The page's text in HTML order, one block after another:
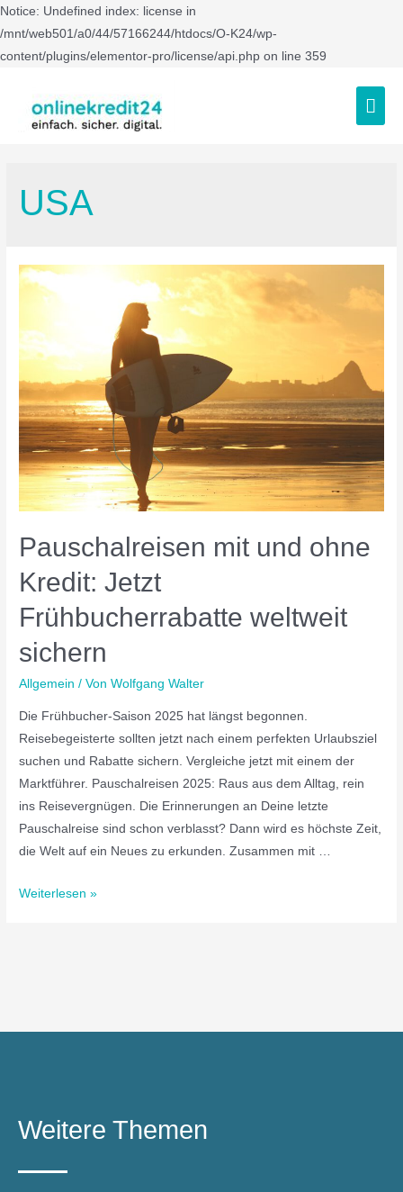
Notice: Undefined index: license in
/mnt/web501/a0/44/57166244/htdocs/O-K24/wp-
content/plugins/elementor-pro/license/api.php on line 359
USA
Pauschalreisen mit und ohne
Kredit: Jetzt
Frühbucherrabatte weltweit
sichern
Allgemein / VonWolfgang Walter
Die Frühbucher-Saison 2025 hat längst begonnen.
Reisebegeisterte sollten jetzt nach einem perfekten Urlaubsziel
suchen und Rabatte sichern. Vergleiche jetzt mit einem der
Marktführer. Pauschalreisen 2025: Raus aus dem Alltag, rein
ins Reisevergnügen. Die Erinnerungen an Deine letzte
Pauschalreise sind schon verblasst? Dann wird es höchste Zeit,
die Welt auf ein Neues zu erkunden. Zusammen mit …
Weiterlesen »
Weitere Themen